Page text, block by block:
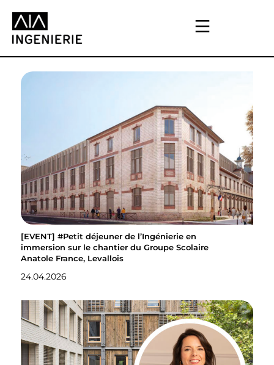
[EVENT] #Petit déjeuner de l’Ingénierie en
immersion sur le chantier du Groupe Scolaire
Anatole France, Levallois
24.04.2026